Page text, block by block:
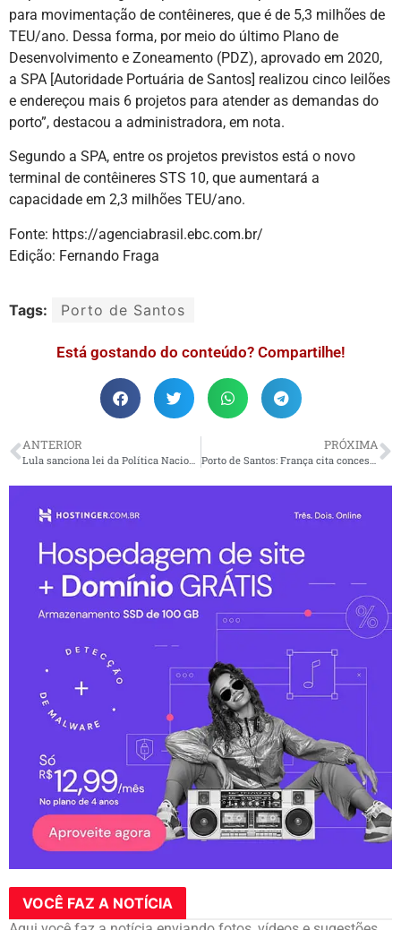
para movimentação de contêineres, que é de 5,3 milhões de
TEU/ano. Dessa forma, por meio do último Plano de
Desenvolvimento e Zoneamento (PDZ), aprovado em 2020,
a SPA [Autoridade Portuária de Santos] realizou cinco leilões
e endereçou mais 6 projetos para atender as demandas do
porto”, destacou a administradora, em nota.
Segundo a SPA, entre os projetos previstos está o novo
terminal de contêineres STS 10, que aumentará a
capacidade em 2,3 milhões TEU/ano.
Fonte: https://agenciabrasil.ebc.com.br/
Edição: Fernando Fraga
Tags: Porto de Santos
Está gostando do conteúdo? Compartilhe!
ANTERIOR
Lula sanciona lei da Política Nacional de Educação Digital
PRÓXIMA
Porto de Santos: França cita concessão de canal, descarta privatizar autoridade
VOCÊ FAZ A NOTÍCIA